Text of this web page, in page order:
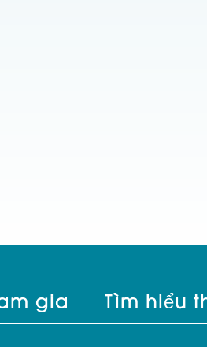
gia Tìm hiểu